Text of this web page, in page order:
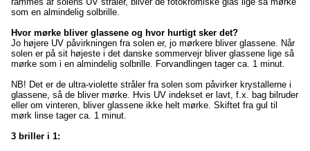
som en almindelig solbrille.
Hvor mørke bliver glassene og hvor hurtigt sker det?
Jo højere UV påvirkningen fra solen er, jo mørkere bliver glassene. Når
solen er på sit højeste i det danske sommervejr bliver glassene lige så
mørke som i en almindelig solbrille. Forvandlingen tager ca. 1 minut.
NB! Det er de ultra-violette stråler fra solen som påvirker krystallerne i
glassene, så de bliver mørke. Hvis UV indekset er lavt, f.x. bag bilruder
eller om vinteren, bliver glassene ikke helt mørke. Skiftet fra gul til
mørk linse tager ca. 1 minut.
3 briller i 1: